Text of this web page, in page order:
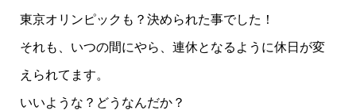
東京オリンピックも？決められた事でした！
それも、いつの間にやら、連休となるように休日が変
えられてます。
いいような？どうなんだか？